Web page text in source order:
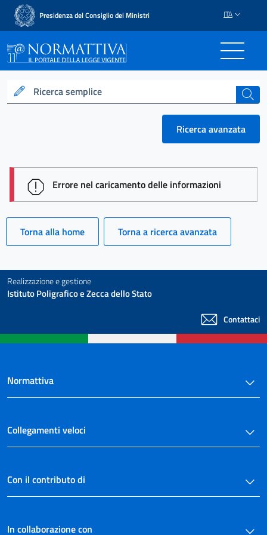
Presidenza del Consiglio dei Ministri ITA
Normattiva - Il portale
Ricerca semplice cerca
Ricerca avanzata
session id: cwfRA_P_-
Errore nel caricamento delle informazioni
Torna alla home Torna a ricerca avanzata
Realizzazione e gestione
Istituto Poligrafico e Zecca dello Stato
Contattaci
Normattiva
Collegamenti veloci
Con il contributo di
In collaborazione con